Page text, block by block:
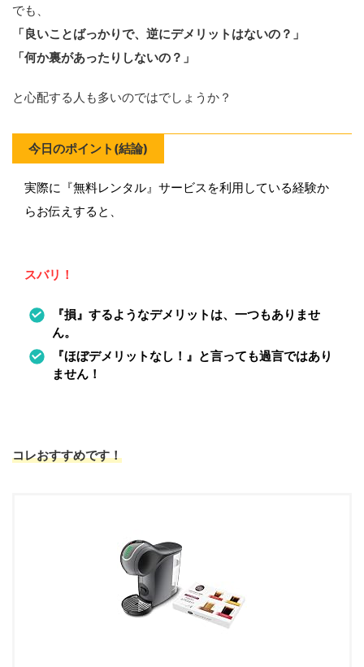
でも、
「良いことばっかりで、逆にデメリットはないの？」
「何か裏があったりしないの？」
と心配する人も多いのではでしょうか？
今日のポイント(結論)
実際に『無料レンタル』サービスを利用している経験か
らお伝えすると、
スバリ！
『損』するようなデメリットは、一つもありませ
ん。
『ほぼデメリットなし！』と言っても過言ではあり
ません！
コレおすすめです！